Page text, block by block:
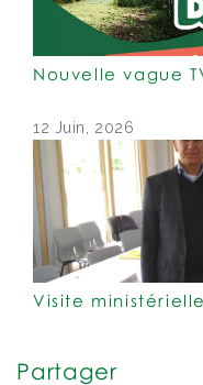
Nouvelle vague
12 Juin, 2026
Visite
Partager